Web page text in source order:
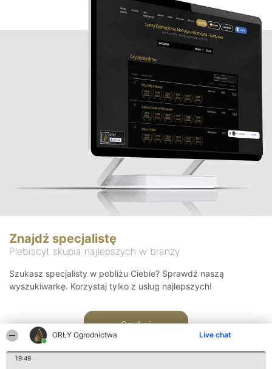
ORŁY Ogrodnictwa Live chat
19:49
Znajdź specjalistę
Plebiscyt skupia najlepszych w branży
Szukasz specjalisty w pobliżu Ciebie? Sprawdź naszą
wyszukiwarkę. Korzystaj tylko z usług najlepszych!
Szukaj